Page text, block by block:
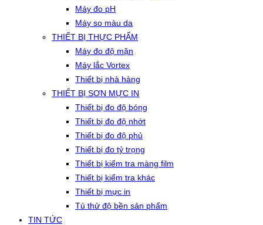
Máy đo pH
Máy so màu da
THIẾT BỊ THỰC PHẨM
Máy đo độ mặn
Máy lắc Vortex
Thiết bị nhà hàng
THIẾT BỊ SƠN MỰC IN
Thiết bị đo độ bóng
Thiết bị đo độ nhớt
Thiết bị đo độ phủ
Thiết bị đo tỷ trọng
Thiết bị kiểm tra màng film
Thiết bị kiểm tra khác
Thiết bị mực in
Tủ thử độ bền sản phẩm
TIN TỨC